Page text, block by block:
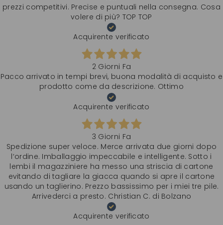
prezzi competitivi. Precise e puntuali nella consegna. Cosa
volere di più? TOP TOP
Acquirente verificato
2 Giorni Fa
Pacco arrivato in tempi brevi, buona modalità di acquisto e
prodotto come da descrizione. Ottimo
Acquirente verificato
3 Giorni Fa
Spedizione super veloce. Merce arrivata due giorni dopo
l‘ordine. Imballaggio impeccabile e intelligente. Sotto i
lembi il magazziniere ha messo una striscia di cartone
evitando di tagliare la giacca quando si apre il cartone
usando un taglierino. Prezzo bassissimo per i miei tre pile.
Arrivederci a presto. Christian C. di Bolzano
Acquirente verificato